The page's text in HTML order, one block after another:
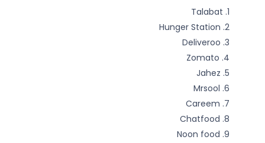
1. Talabat
2. Hunger Station
3. Deliveroo
4. Zomato
5. Jahez
6. Mrsool
7. Careem
8. Chatfood
9. Noon food